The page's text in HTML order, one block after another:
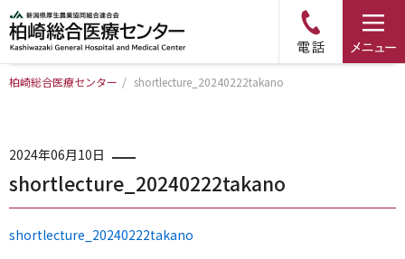
病院について
診療科・部門のご案内
柏崎総合医療センター / shortlecture_20240222takano
2024年06月10日
shortlecture_20240222takano
shortlecture_20240222takano